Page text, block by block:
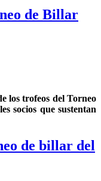
de Billar
los trofeos del Torneo
socios que sustentan
de billar del